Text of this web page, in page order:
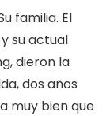
familia. El
su actual
dieron la
dos años
muy bien que